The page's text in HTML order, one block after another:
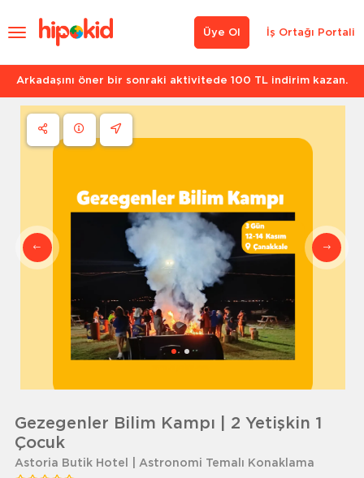
İş Ortağı Portali
Üye Ol
Arkadaşını öner bir sonraki aktivitede 100 TL indirim kazan.
Gezegenler Bilim Kampı | 2 Yetişkin 1
Çocuk
Astoria Butik Hotel | Astronomi Temalı Konaklama